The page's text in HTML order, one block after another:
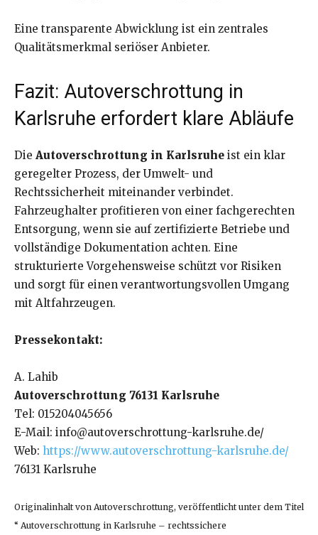
Eine transparente Abwicklung ist ein zentrales
Qualitätsmerkmal seriöser Anbieter.
Fazit: Autoverschrottung in
Karlsruhe erfordert klare Abläufe
Die Autoverschrottung in Karlsruhe ist ein klar
geregelter Prozess, der Umwelt- und
Rechtssicherheit miteinander verbindet.
Fahrzeughalter profitieren von einer fachgerechten
Entsorgung, wenn sie auf zertifizierte Betriebe und
vollständige Dokumentation achten. Eine
strukturierte Vorgehensweise schützt vor Risiken
und sorgt für einen verantwortungsvollen Umgang
mit Altfahrzeugen.
Pressekontakt:
A. Lahib
Autoverschrottung 76131 Karlsruhe
Tel: 015204045656
E-Mail: info@autoverschrottung-karlsruhe.de/
Web: https://www.autoverschrottung-karlsruhe.de/
76131 Karlsruhe
Originalinhalt von Autoverschrottung, veröffentlicht unter dem Titel
“ Autoverschrottung in Karlsruhe – rechtssichere